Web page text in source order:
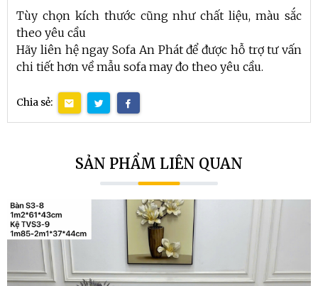
Tùy chọn kích thước cũng như chất liệu, màu sắc
theo yêu cầu
Hãy liên hệ ngay Sofa An Phát để được hỗ trợ tư vấn
chi tiết hơn về mẫu sofa may đo theo yêu cầu.
Chia sẻ:
SẢN PHẨM LIÊN QUAN